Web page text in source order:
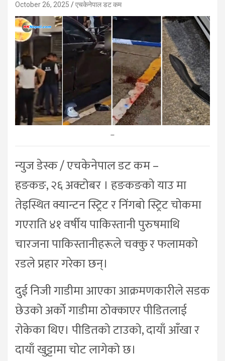
October 26, 2025 एचकेनेपाल डट कम
–
न्युज डेस्क / एचकेनेपाल डट कम –
हङकङ, २६ अक्टोबर । हङकङको याउ मा
तेइस्थित क्यान्टन स्ट्रिट र निंगबो स्ट्रिट चोकमा
गएराति ४१ वर्षीय पाकिस्तानी पुरुषमाथि
चारजना पाकिस्तानीहरूले चक्कु र फलामको
रडले प्रहार गरेका छन्।
दुई निजी गाडीमा आएका आक्रमणकारीले सडक
छेउको अर्को गाडीमा ठोक्काएर पीडितलाई
रोकेका थिए। पीडितको टाउको, दायाँ आँखा र
दायाँ खुट्टामा चोट लागेको छ।